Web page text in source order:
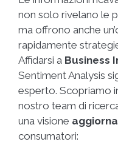
non solo rivelano le
ma offrono anche
rapidamente
Affidarsi a Business
Sentiment Analysis
esperto. Scopriamo
nostro team di
una visione
consumatori: